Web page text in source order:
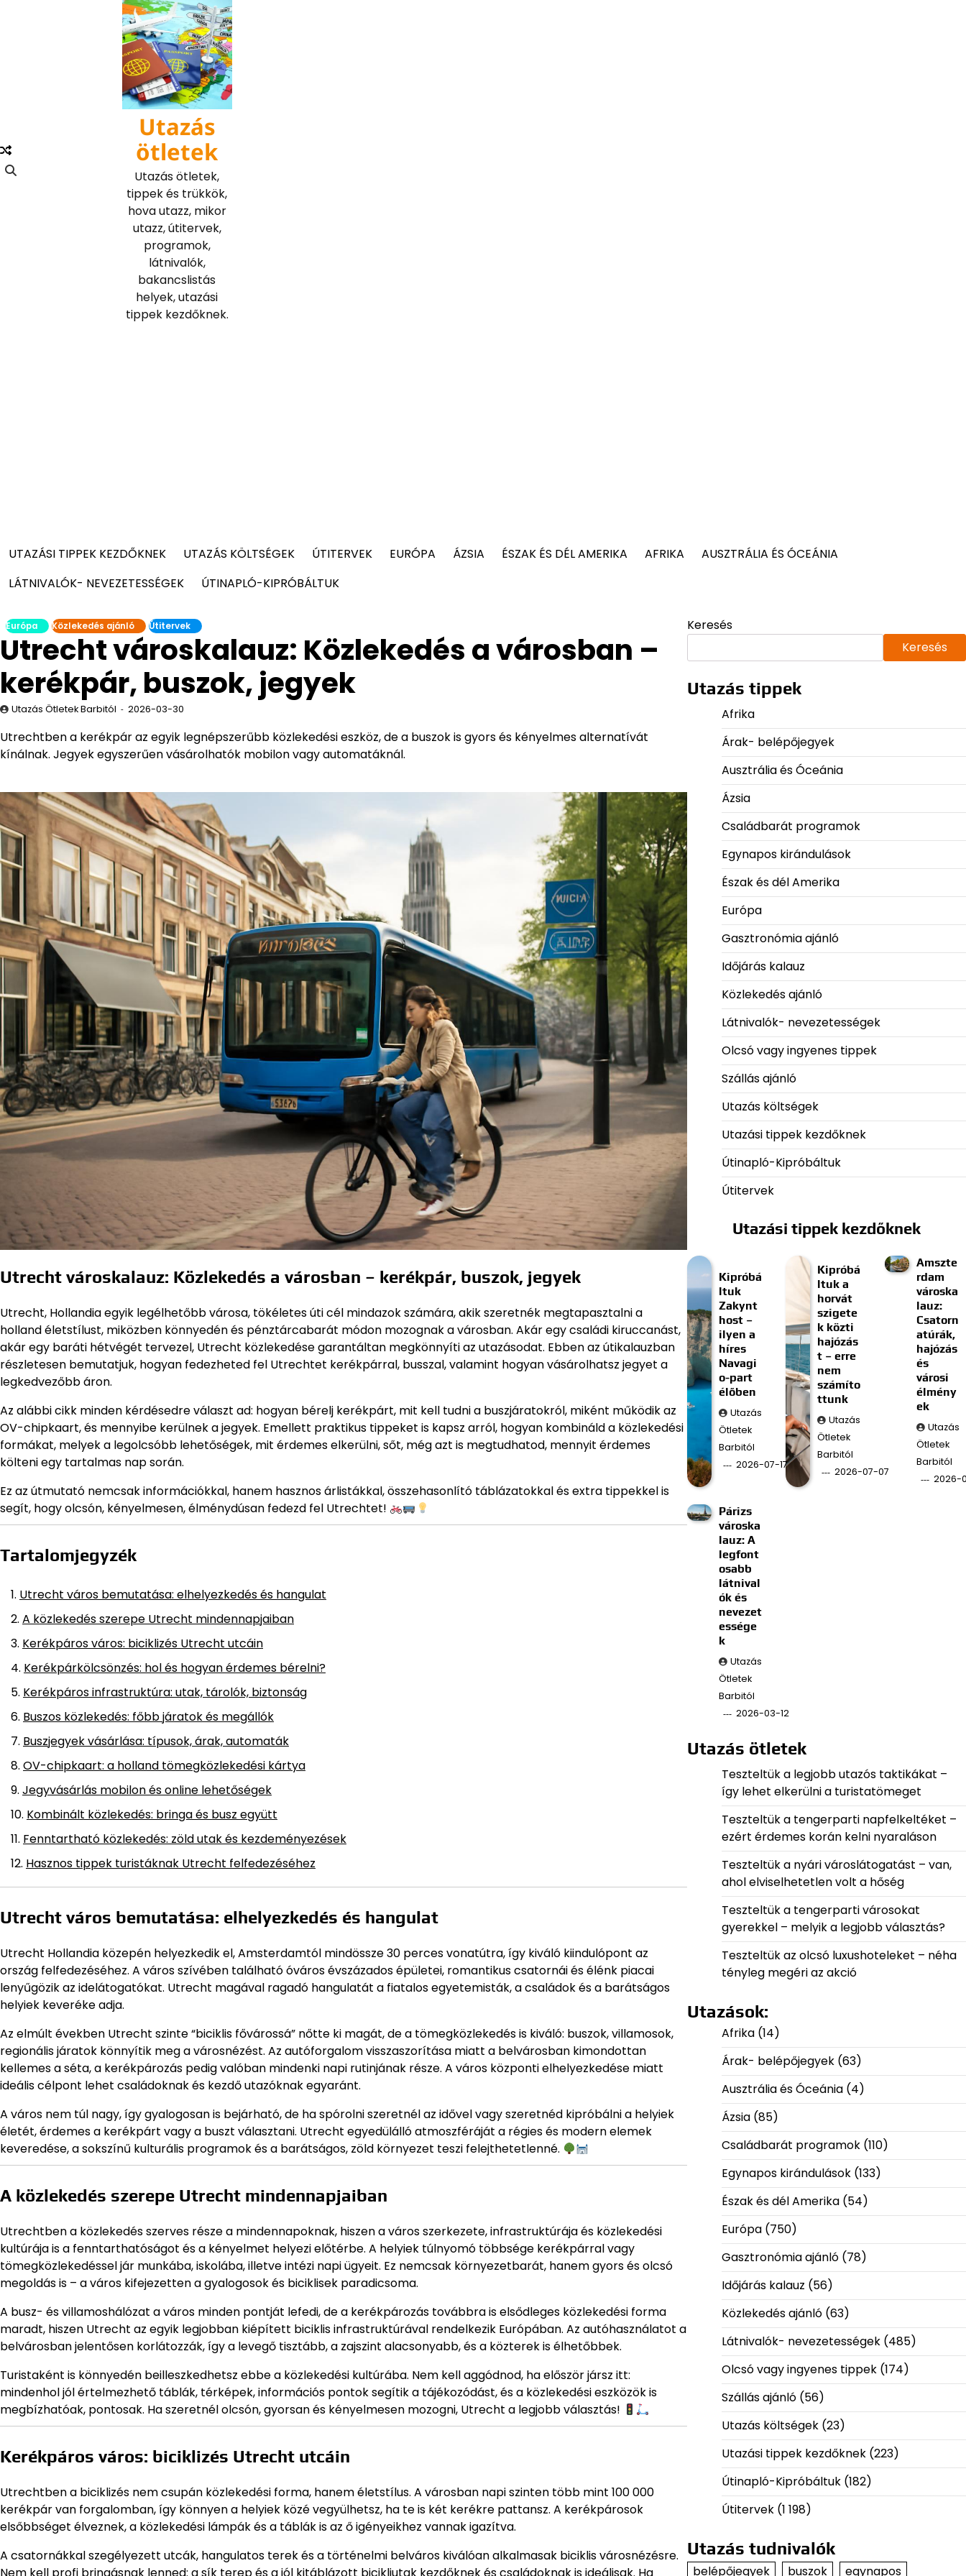
Utazás
ötletek
Utazás ötletek,
tippek és trükkök,
hova utazz, mikor
utazz, útitervek,
programok,
látnivalók,
bakancslistás
helyek, utazási
tippek kezdőknek.
UTAZÁSI TIPPEK KEZDŐKNEK UTAZÁS KÖLTSÉGEK ÚTITERVEK EURÓPA ÁZSIA ÉSZAK ÉS DÉL AMERIKA AFRIKA
AUSZTRÁLIA ÉS ÓCEÁNIA
LÁTNIVALÓK- NEVEZETESSÉGEK
ÚTINAPLÓ-KIPRÓBÁLTUK
Európa Közlekedés ajánló Útitervek
Utrecht városkalauz: Közlekedés a városban –
kerékpár, buszok, jegyek
Utazás Ötletek Barbitól 2026-03-30
Utrechtben a kerékpár az egyik legnépszerűbb közlekedési eszköz, de a buszok is gyors és kényelmes alternatívát
kínálnak. Jegyek egyszerűen vásárolhatók mobilon vagy automatáknál.
Utrecht városkalauz: Közlekedés a városban – kerékpár, buszok, jegyek
Utrecht, Hollandia egyik legélhetőbb városa, tökéletes úti cél mindazok számára, akik szeretnék megtapasztalni a
holland életstílust, miközben könnyedén és pénztárcabarát módon mozognak a városban. Akár egy családi kiruccanást,
akár egy baráti hétvégét tervezel, Utrecht közlekedése garantáltan megkönnyíti az utazásodat. Ebben az útikalauzban
részletesen bemutatjuk, hogyan fedezheted fel Utrechtet kerékpárral, busszal, valamint hogyan vásárolhatsz jegyet a
legkedvezőbb áron.
Az alábbi cikk minden kérdésedre választ ad: hogyan bérelj kerékpárt, mit kell tudni a buszjáratokról, miként működik az
OV-chipkaart, és mennyibe kerülnek a jegyek. Emellett praktikus tippeket is kapsz arról, hogyan kombináld a közlekedési
formákat, melyek a legolcsóbb lehetőségek, mit érdemes elkerülni, sőt, még azt is megtudhatod, mennyit érdemes
költeni egy tartalmas nap során.
Ez az útmutató nemcsak információkkal, hanem hasznos árlistákkal, összehasonlító táblázatokkal és extra tippekkel is
segít, hogy olcsón, kényelmesen, élménydúsan fedezd fel Utrechtet!
Tartalomjegyzék
Utrecht város bemutatása: elhelyezkedés és hangulat
A közlekedés szerepe Utrecht mindennapjaiban
Kerékpáros város: biciklizés Utrecht utcáin
Kerékpárkölcsönzés: hol és hogyan érdemes bérelni?
Kerékpáros infrastruktúra: utak, tárolók, biztonság
Buszos közlekedés: főbb járatok és megállók
Buszjegyek vásárlása: típusok, árak, automaták
OV-chipkaart: a holland tömegközlekedési kártya
Jegyvásárlás mobilon és online lehetőségek
Kombinált közlekedés: bringa és busz együtt
Fenntartható közlekedés: zöld utak és kezdeményezések
Hasznos tippek turistáknak Utrecht felfedezéséhez
Utrecht város bemutatása: elhelyezkedés és hangulat
Utrecht Hollandia közepén helyezkedik el, Amsterdamtól mindössze 30 perces vonatútra, így kiváló kiindulópont az
ország felfedezéséhez. A város szívében található óváros évszázados épületei, romantikus csatornái és élénk piacai
lenyűgözik az idelátogatókat. Utrecht magával ragadó hangulatát a fiatalos egyetemisták, a családok és a barátságos
helyiek keveréke adja.
Az elmúlt években Utrecht szinte “biciklis fővárossá” nőtte ki magát, de a tömegközlekedés is kiváló: buszok, villamosok,
regionális járatok könnyítik meg a városnézést. Az autóforgalom visszaszorítása miatt a belvárosban kimondottan
kellemes a séta, a kerékpározás pedig valóban mindenki napi rutinjának része. A város központi elhelyezkedése miatt
ideális célpont lehet családoknak és kezdő utazóknak egyaránt.
A város nem túl nagy, így gyalogosan is bejárható, de ha spórolni szeretnél az idővel vagy szeretnéd kipróbálni a helyiek
életét, érdemes a kerékpárt vagy a buszt választani. Utrecht egyedülálló atmoszféráját a régies és modern elemek
keveredése, a sokszínű kulturális programok és a barátságos, zöld környezet teszi felejthetetlenné.
A közlekedés szerepe Utrecht mindennapjaiban
Utrechtben a közlekedés szerves része a mindennapoknak, hiszen a város szerkezete, infrastruktúrája és közlekedési
kultúrája is a fenntarthatóságot és a kényelmet helyezi előtérbe. A helyiek túlnyomó többsége kerékpárral vagy
tömegközlekedéssel jár munkába, iskolába, illetve intézi napi ügyeit. Ez nemcsak környezetbarát, hanem gyors és olcsó
megoldás is – a város kifejezetten a gyalogosok és biciklisek paradicsoma.
A busz- és villamoshálózat a város minden pontját lefedi, de a kerékpározás továbbra is elsődleges közlekedési forma
maradt, hiszen Utrecht az egyik legjobban kiépített biciklis infrastruktúrával rendelkezik Európában. Az autóhasználatot a
belvárosban jelentősen korlátozzák, így a levegő tisztább, a zajszint alacsonyabb, és a közterek is élhetőbbek.
Turistaként is könnyedén beilleszkedhetsz ebbe a közlekedési kultúrába. Nem kell aggódnod, ha először jársz itt:
mindenhol jól értelmezhető táblák, térképek, információs pontok segítik a tájékozódást, és a közlekedési eszközök is
megbízhatóak, pontosak. Ha szeretnél olcsón, gyorsan és kényelmesen mozogni, Utrecht a legjobb választás!
Kerékpáros város: biciklizés Utrecht utcáin
Utrechtben a biciklizés nem csupán közlekedési forma, hanem életstílus. A városban napi szinten több mint 100 000
kerékpár van forgalomban, így könnyen a helyiek közé vegyülhetsz, ha te is két kerékre pattansz. A kerékpárosok
elsőbbséget élveznek, a közlekedési lámpák és a táblák is az ő igényeikhez vannak igazítva.
A csatornákkal szegélyezett utcák, hangulatos terek és a történelmi belváros kiválóan alkalmasak biciklis városnézésre.
Nem kell profi bringásnak lenned: a sík terep és a jól kitáblázott bicikliutak kezdőknek és családoknak is ideálisak. Ha
Keresés
Keresés
Utazás tippek
Afrika
Árak- belépőjegyek
Ausztrália és Óceánia
Ázsia
Családbarát programok
Egynapos kirándulások
Észak és dél Amerika
Európa
Gasztronómia ajánló
Időjárás kalauz
Közlekedés ajánló
Látnivalók- nevezetességek
Olcsó vagy ingyenes tippek
Szállás ajánló
Utazás költségek
Utazási tippek kezdőknek
Útinapló-Kipróbáltuk
Útitervek
Utazási tippek kezdőknek
Kipróbá
ltuk
Zakynt
host –
ilyen a
híres
Navagi
o-part
élőben
Utazás
Ötletek
Barbitól
2026-07-17
Kipróbá
ltuk a
horvát
szigete
k közti
hajózás
t – erre
nem
számíto
ttunk
Utazás
Ötletek
Barbitól
2026-07-07
Amszte
rdam
városka
lauz:
Csatorn
atúrák,
hajózás
és
városi
élmény
ek
Utazás
Ötletek
Barbitól
2026-
Párizs
városka
lauz: A
legfont
osabb
látnival
ók és
nevezet
essége
k
Utazás
Ötletek
Barbitól
2026-03-12
Utazás ötletek
Teszteltük a legjobb utazós taktikákat –
így lehet elkerülni a turistatömeget
Teszteltük a tengerparti napfelkeltéket –
ezért érdemes korán kelni nyaraláson
Teszteltük a nyári városlátogatást – van,
ahol elviselhetetlen volt a hőség
Teszteltük a tengerparti városokat
gyerekkel – melyik a legjobb választás?
Teszteltük az olcsó luxushoteleket – néha
tényleg megéri az akció
Utazások:
Afrika(14)
Árak- belépőjegyek(63)
Ausztrália és Óceánia(4)
Ázsia(85)
Családbarát programok(110)
Egynapos kirándulások(133)
Észak és dél Amerika(54)
Európa(750)
Gasztronómia ajánló(78)
Időjárás kalauz (56)
Közlekedés ajánló(63)
Látnivalók- nevezetességek(485)
Olcsó vagy ingyenes tippek(174)
Szállás ajánló(56)
Utazás költségek(23)
Utazási tippek kezdőknek(223)
Útinapló-Kipróbáltuk(182)
Útitervek(1 198)
Utazás tudnivalók
belépőjegyek buszok egynapos